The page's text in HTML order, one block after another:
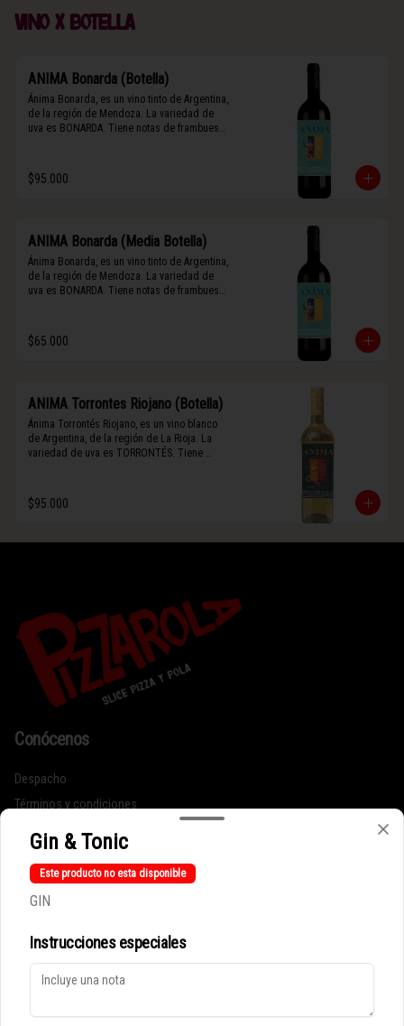
Vino x botella
ANIMA Bonarda (Botella)
Ánima Bonarda, es un vino tinto de Argentina,
de la región de Mendoza. La variedad de
uva es BONARDA. Tiene notas de frambuesa
por barrica por 3 meses.
$95.000
ANIMA Bonarda (Media Botella)
Ánima Bonarda, es un vino tinto de Argentina,
de la región de Mendoza. La variedad de
uva es BONARDA. Tiene notas de frambuesa
por barrica por 3 meses.
$65.000
ANIMA Torrontes Riojano (Botella)
Ánima Torrontés Riojano, es un vino blanco
de Argentina, de la región de La Rioja. La
variedad de uva es TORRONTÉS. Tiene
$95.000
Conócenos
Despacho
Términos y condiciones
Redes sociales
Instagram
Mi cuenta
Iniciar sesión
Gin & Tonic
Este producto no esta disponible
GIN
Instrucciones especiales